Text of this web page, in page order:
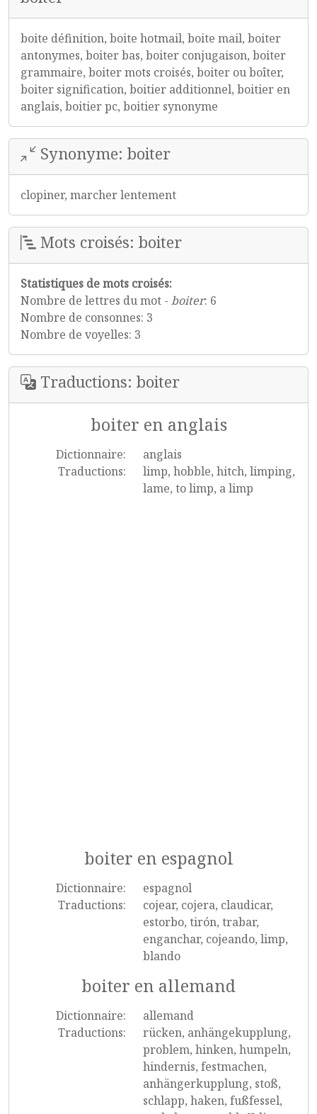
boite définition, boite hotmail, boite mail, boiter
antonymes, boiter bas, boiter conjugaison, boiter
grammaire, boiter mots croisés, boiter ou boîter,
boiter signification, boitier additionnel, boitier en
anglais, boitier pc, boitier synonyme
Synonyme: boiter
clopiner, marcher lentement
Mots croisés: boiter
Statistiques de mots croisés:
Nombre de lettres du mot - boiter: 6
Nombre de consonnes: 3
Nombre de voyelles: 3
Traductions: boiter
boiter en anglais
Dictionnaire:
anglais
Traductions:
limp, hobble, hitch, limping,
lame, to limp, a limp
boiter en espagnol
Dictionnaire:
espagnol
Traductions:
cojear, cojera, claudicar,
estorbo, tirón, trabar,
enganchar, cojeando, limp,
blando
boiter en allemand
Dictionnaire:
allemand
Traductions:
rücken, anhängekupplung,
problem, hinken, humpeln,
hindernis, festmachen,
anhängerkupplung, stoß,
schlapp, haken, fußfessel,